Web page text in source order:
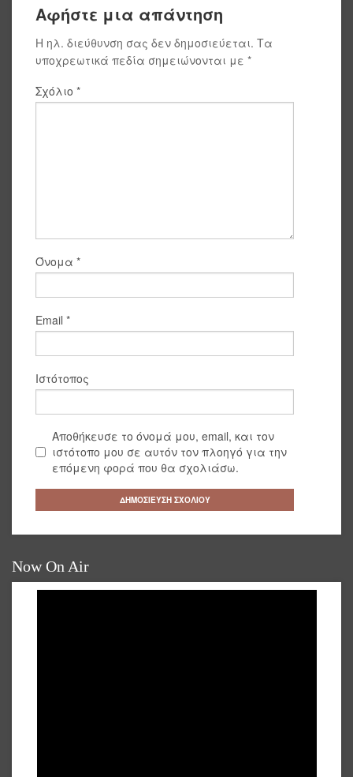
Αφήστε μια απάντηση
Η ηλ. διεύθυνση σας δεν δημοσιεύεται. Τα
υποχρεωτικά πεδία σημειώνονται με *
Σχόλιο *
Όνομα *
Email *
Ιστότοπος
Αποθήκευσε το όνομά μου, email, και τον
ιστότοπο μου σε αυτόν τον πλοηγό για την
επόμενη φορά που θα σχολιάσω.
Now On Air